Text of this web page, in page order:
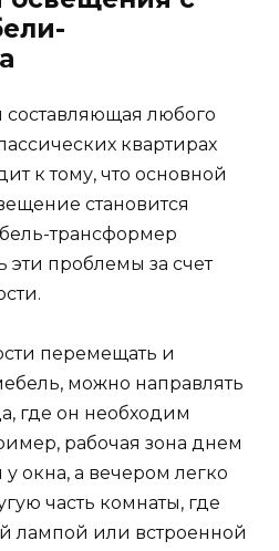
любого
квартирах
к тому, что основной
становится
трансформер
эти проблемы за счет
перемещать и
можно направлять
где он необходим
рабочая зона днем
у окна, а вечером легко
часть комнаты, где
лампой или встроенной